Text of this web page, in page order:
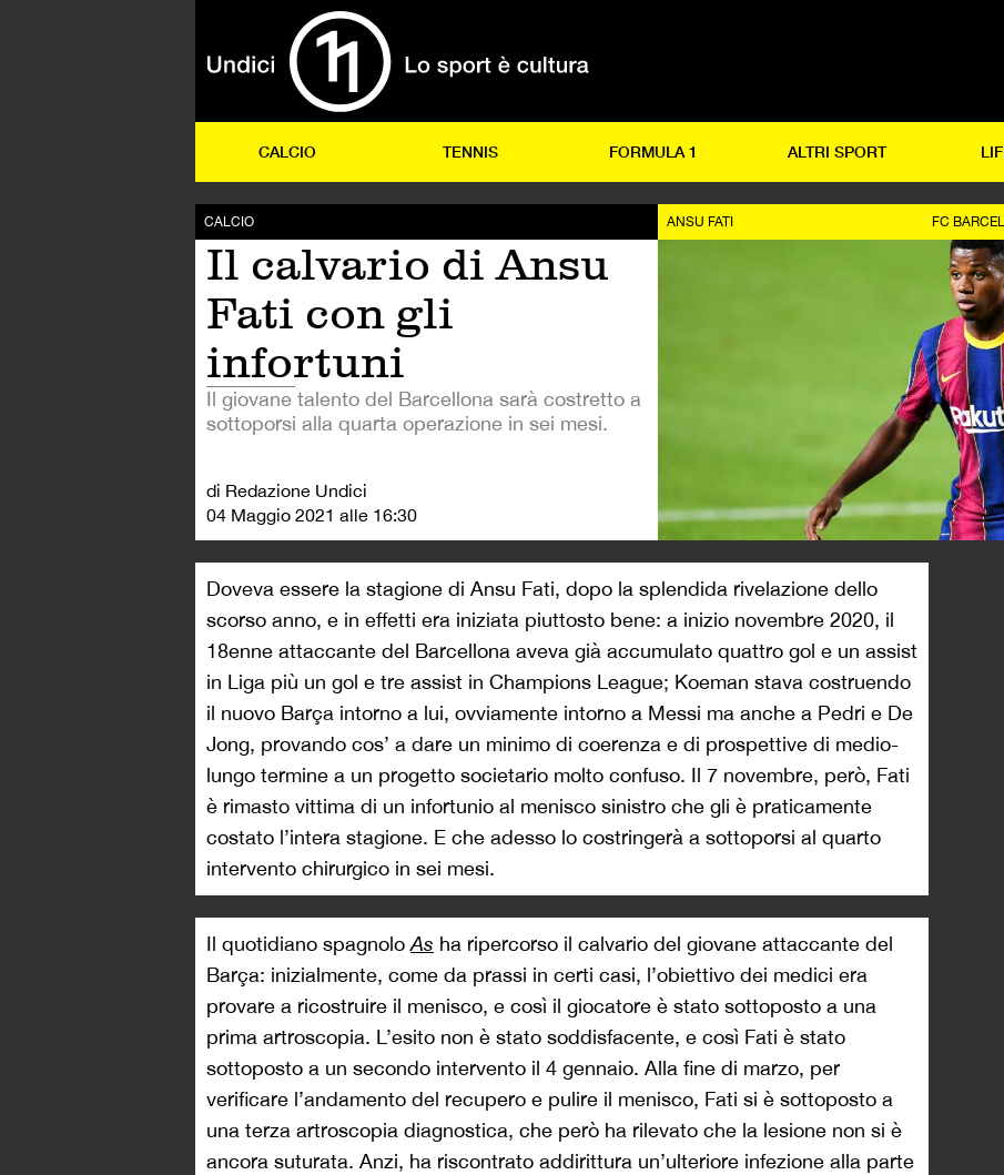
CALCIO TENNIS FORMULA 1 ALTRI SPORT
CALCIO
Il calvario di Ansu
Fati con gli
infortuni
Il giovane talento del Barcellona sarà costretto a
sottoporsi alla quarta operazione in sei mesi.
di Redazione Undici
04 Maggio 2021 alle 16:30
ANSU FATI FC
Doveva essere la stagione di Ansu Fati, dopo la splendida rivelazione dello
scorso anno, e in effetti era iniziata piuttosto bene: a inizio novembre 2020, il
18enne attaccante del Barcellona aveva già accumulato quattro gol e un assist
in Liga più un gol e tre assist in Champions League; Koeman stava costruendo
il nuovo Barça intorno a lui, ovviamente intorno a Messi ma anche a Pedri e De
Jong, provando cos’ a dare un minimo di coerenza e di prospettive di medio-
lungo termine a un progetto societario molto confuso. Il 7 novembre, però, Fati
è rimasto vittima di un infortunio al menisco sinistro che gli è praticamente
costato l’intera stagione. E che adesso lo costringerà a sottoporsi al quarto
intervento chirurgico in sei mesi.
Il quotidiano spagnoloAs ha ripercorso il calvario del giovane attaccante del
Barça: inizialmente, come da prassi in certi casi, l’obiettivo dei medici era
provare a ricostruire il menisco, e così il giocatore è stato sottoposto a una
prima artroscopia. L’esito non è stato soddisfacente, e così Fati è stato
sottoposto a un secondo intervento il 4 gennaio. Alla fine di marzo, per
verificare l’andamento del recupero e pulire il menisco, Fati si è sottoposto a
una terza artroscopia diagnostica, che però ha rilevato che la lesione non si è
ancora suturata. Anzi, ha riscontrato addirittura un’ulteriore infezione alla parte